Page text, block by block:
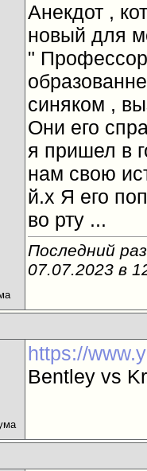
Анекдот ,
новый для
"
синяком ,
Они его
я пришел в
нам свою
й.х Я его
во рту ...
Последний
07.07.2023 в
https://
Bentley vs